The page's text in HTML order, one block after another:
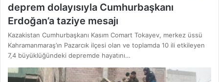
deprem dolayısıyla Cumhurbaşkanı
Erdoğan’a taziye mesajı
Kazakistan Cumhurbaşkanı Kasım Comart Tokayev, merkez üssü
Kahramanmaraş’ın Pazarcık ilçesi olan ve toplamda 10 ili etkileyen
7,4 büyüklüğündeki depremde hayatını…